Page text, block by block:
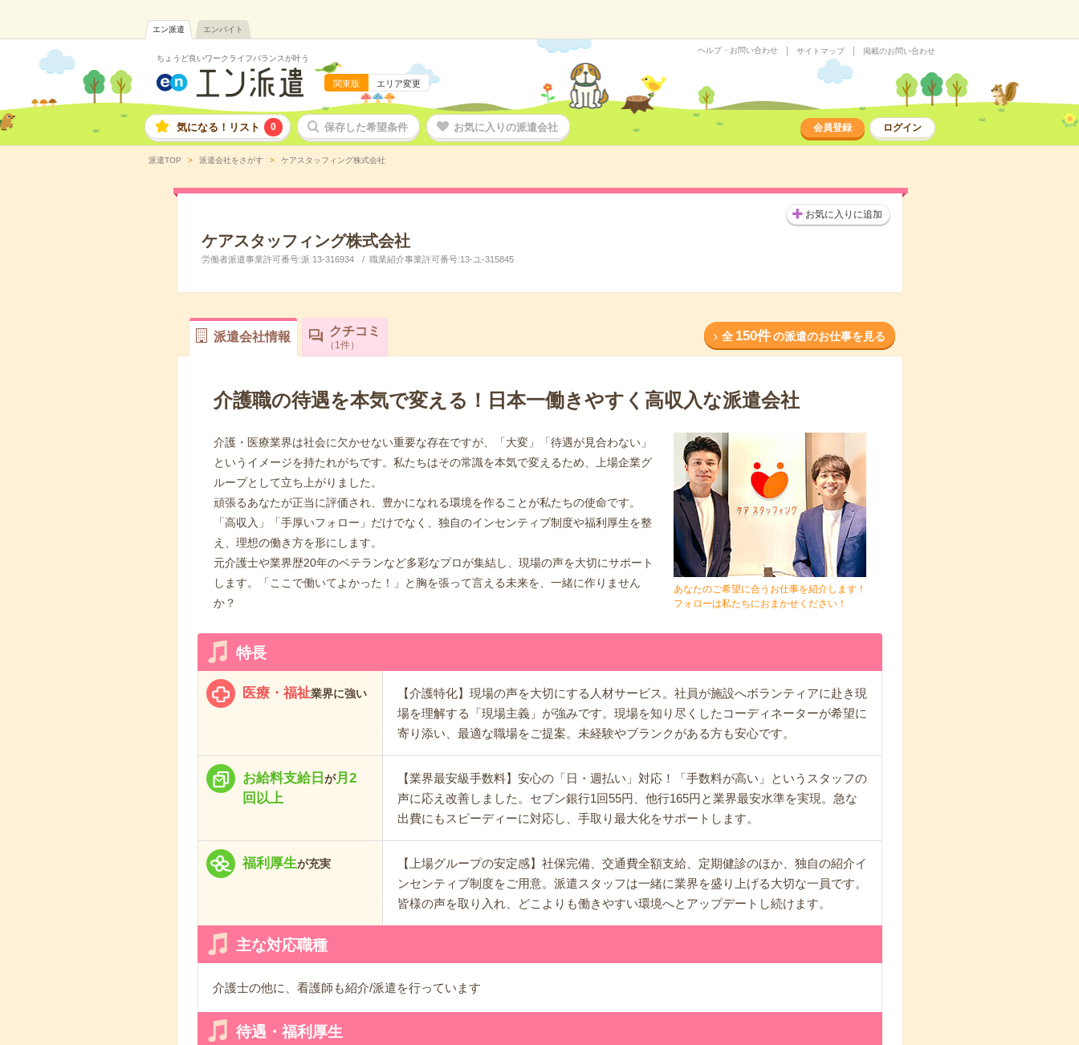
エン派遣 エンバイト
ちょうど良いワークライフバランスが叶う
関東版 エリア変更
ヘルプ・お問い合わせ サイトマップ 掲載のお問い合わせ
気になる！リスト 0 保存した希望条件 お気に入りの派遣会社 会員登録 ログイン
派遣TOP 派遣会社をさがす ケアスタッフィング株式会社
ケアスタッフィング株式会社
労働者派遣事業許可番号:派 13-316934 職業紹介事業許可番号:13‐ユ‐315845
お気に入りに追加
派遣会社情報 クチコミ
1 件
全 150件 の派遣のお仕事を見る
介護職の待遇を本気で変える！日本一働きやすく高収入な派遣会社
介護・医療業界は社会に欠かせない重要な存在ですが、「大変」「待遇が見合わない」
というイメージを持たれがちです。私たちはその常識を本気で変えるため、上場企業グ
ループとして立ち上がりました。
頑張るあなたが正当に評価され、豊かになれる環境を作ることが私たちの使命です。
「高収入」「手厚いフォロー」だけでなく、独自のインセンティブ制度や福利厚生を整
え、理想の働き方を形にします。
元介護士や業界歴20年のベテランなど多彩なプロが集結し、現場の声を大切にサポート
します。「ここで働いてよかった！」と胸を張って言える未来を、一緒に作りません
か？
あなたのご希望に合うお仕事を紹介します！
フォローは私たちにおまかせください！
特長
医療・福祉業界に強い
【介護特化】現場の声を大切にする人材サービス。社員が施設へボランティアに赴き現
場を理解する「現場主義」が強みです。現場を知り尽くしたコーディネーターが希望に
寄り添い、最適な職場をご提案。未経験やブランクがある方も安心です。
お給料支給日 が月2
回以上
【業界最安級手数料】安心の「日・週払い」対応！「手数料が高い」というスタッフの
声に応え改善しました。セブン銀行1回55円、他行165円と業界最安水準を実現。急な
出費にもスピーディーに対応し、手取り最大化をサポートします。
福利厚生が充実
【上場グループの安定感】社保完備、交通費全額支給、定期健診のほか、独自の紹介イ
ンセンティブ制度をご用意。派遣スタッフは一緒に業界を盛り上げる大切な一員です。
皆様の声を取り入れ、どこよりも働きやすい環境へとアップデートし続けます。
主な対応職種
介護士の他に、看護師も紹介/派遣を行っています
待遇・福利厚生